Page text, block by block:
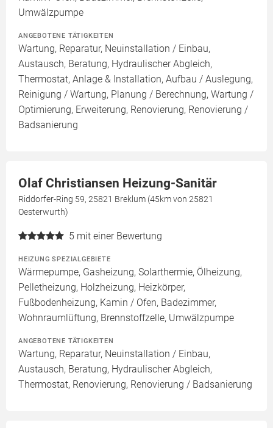
Umwälzpumpe
ANGEBOTENE TÄTIGKEITEN
Wartung, Reparatur, Neuinstallation / Einbau,
Austausch, Beratung, Hydraulischer Abgleich,
Thermostat, Anlage & Installation, Aufbau / Auslegung,
Reinigung / Wartung, Planung / Berechnung, Wartung /
Optimierung, Erweiterung, Renovierung, Renovierung /
Badsanierung
Olaf Christiansen Heizung-Sanitär
Riddorfer-Ring 59, 25821 Breklum (45km von 25821
Oesterwurth)
5 mit einer Bewertung
HEIZUNG SPEZIALGEBIETE
Wärmepumpe, Gasheizung, Solarthermie, Ölheizung,
Pelletheizung, Holzheizung, Heizkörper,
Fußbodenheizung, Kamin / Ofen, Badezimmer,
Wohnraumlüftung, Brennstoffzelle, Umwälzpumpe
ANGEBOTENE TÄTIGKEITEN
Wartung, Reparatur, Neuinstallation / Einbau,
Austausch, Beratung, Hydraulischer Abgleich,
Thermostat, Renovierung, Renovierung / Badsanierung